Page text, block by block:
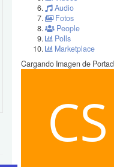
Audio
Fotos
People
Polls
Marketplace
Cargando Imagen de